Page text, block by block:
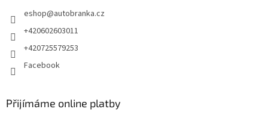
eshop@autobranka.cz
+420602603011
+420725579253
Facebook
Přijímáme online platby